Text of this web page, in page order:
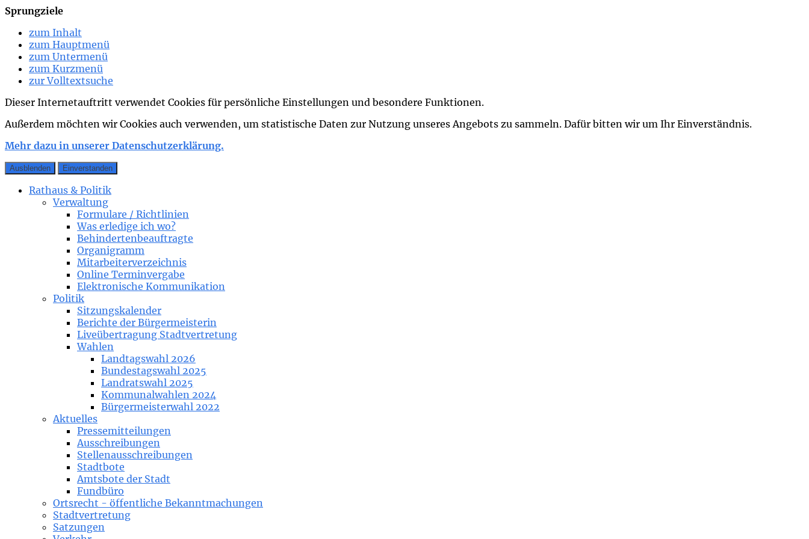
Sprungziele
zum Inhalt
zum Hauptmenü
zum Untermenü
zum Kurzmenü
zur Volltextsuche
Dieser Internetauftritt verwendet Cookies für persönliche Einstellungen und besondere Funktionen.
Außerdem möchten wir Cookies auch verwenden, um statistische Daten zur Nutzung unseres Angebots zu sammeln. Dafür bitten wir um Ihr Einverständnis.
Mehr dazu in unserer Datenschutzerklärung.
Ausblenden Einverstanden
Rathaus & Politik
Verwaltung
Formulare / Richtlinien
Was erledige ich wo?
Behindertenbeauftragte
Organigramm
Mitarbeiterverzeichnis
Online Terminvergabe
Elektronische Kommunikation
Politik
Sitzungskalender
Berichte der Bürgermeisterin
Liveübertragung Stadtvertretung
Wahlen
Landtagswahl 2026
Bundestagswahl 2025
Landratswahl 2025
Kommunalwahlen 2024
Bürgermeisterwahl 2022
Aktuelles
Pressemitteilungen
Ausschreibungen
Stellenausschreibungen
Stadtbote
Amtsbote der Stadt
Fundbüro
Ortsrecht - öffentliche Bekanntmachungen
Stadtvertretung
Satzungen